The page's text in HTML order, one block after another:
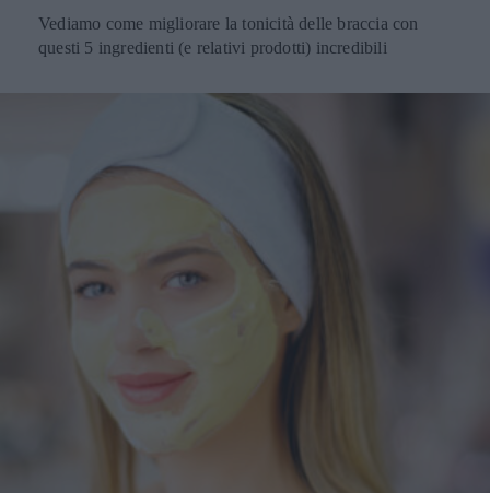
Vediamo come migliorare la tonicità delle braccia con
questi 5 ingredienti (e relativi prodotti) incredibili